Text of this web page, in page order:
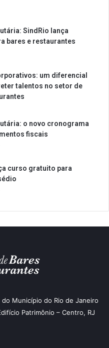
SindRio lança
bares e restaurantes
um diferencial
talentos no setor de
o novo cronograma
fiscais
curso gratuito para
Município do Rio de Janeiro
Patrimônio – Centro, RJ